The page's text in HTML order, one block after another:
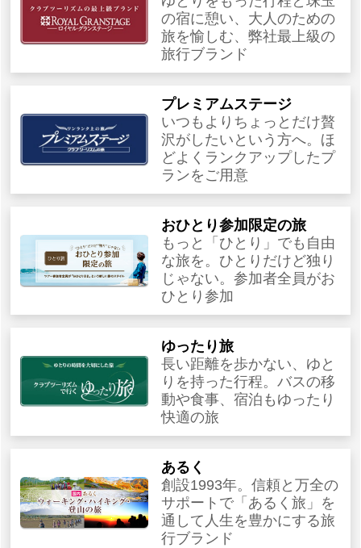
の宿に憩い、大人のための
旅を愉しむ、弊社最上級の
旅行ブランド
プレミアムステージ
いつもよりちょっとだけ贅
沢がしたいという方へ。ほ
どよくランクアップしたプ
ランをご用意
おひとり参加限定の旅
もっと「ひとり」でも自由
な旅を。ひとりだけど独り
じゃない。参加者全員がお
ひとり参加
ゆったり旅
長い距離を歩かない、ゆと
りを持った行程。バスの移
動や食事、宿泊もゆったり
快適の旅
あるく
創設1993年。信頼と万全の
サポートで「あるく旅」を
通して人生を豊かにする旅
行ブランド